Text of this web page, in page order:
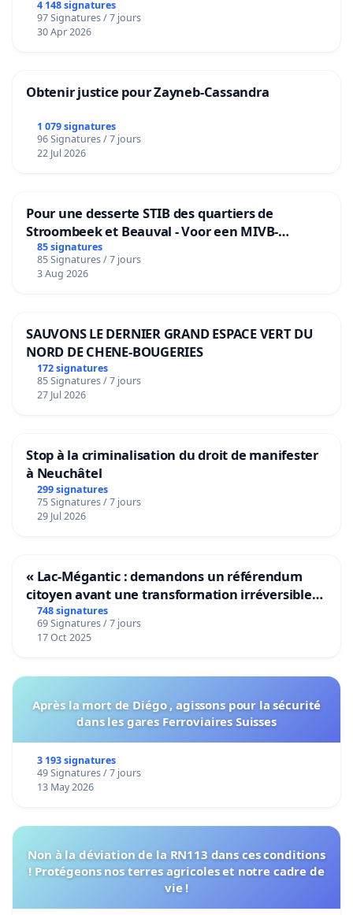
4 148 signatures
97 Signatures / 7 jours
30 Apr 2026
Obtenir justice pour Zayneb-Cassandra
1 079 signatures
96 Signatures / 7 jours
22 Jul 2026
Pour une desserte STIB des quartiers de
Stroombeek et Beauval - Voor een MIVB-
bediening van de wijken Strombeek en Het
Voor
85 signatures
85 Signatures / 7 jours
3 Aug 2026
SAUVONS LE DERNIER GRAND ESPACE VERT DU
NORD DE CHENE-BOUGERIES
172 signatures
85 Signatures / 7 jours
27 Jul 2026
Stop à la criminalisation du droit de manifester
à Neuchâtel
299 signatures
75 Signatures / 7 jours
29 Jul 2026
« Lac-Mégantic : demandons un référendum
citoyen avant une transformation irréversible
de notre territoire »
748 signatures
69 Signatures / 7 jours
17 Oct 2025
Après la mort de Diégo , agissons pour la sécurité
dans les gares Ferroviaires Suisses
3 193 signatures
49 Signatures / 7 jours
13 May 2026
Non à la déviation de la RN113 dans ces conditions
! Protégeons nos terres agricoles et notre cadre de
vie !